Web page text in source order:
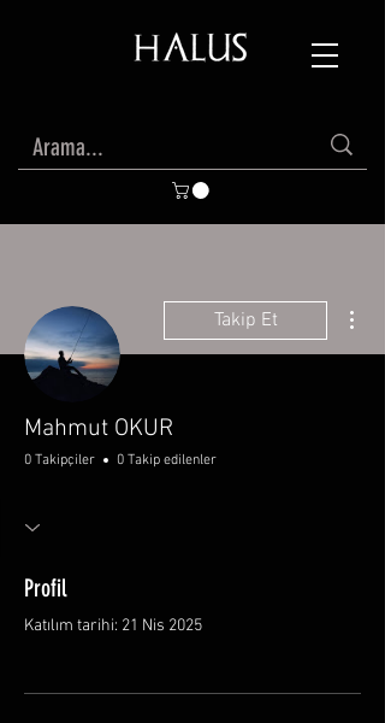
Takip Et
Mahmut OKUR
0 Takipçiler 0 Takip edilenler
Profil
Katılım tarihi: 21 Nis 2025